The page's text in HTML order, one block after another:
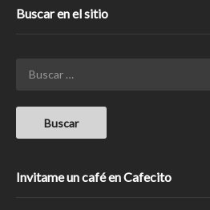
Buscar en el sitio
Invitame un café en Cafecito